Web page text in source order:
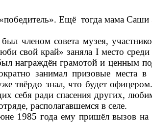
«победитель». Ещё тогда мама Саши
членом совета музея,
свой край» заняла I место среди
награждён грамотой и ценным
занимал призовые места в
твёрдо знал, что будет
себя ради спасения других,
располагавшемся в селе.
1985 года ему пришёл вызов на